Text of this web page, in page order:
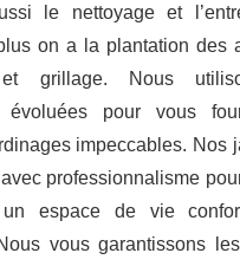
le nettoyage et
on a la plantation des
grillage. Nous
évoluées pour vous
impeccables. Nos
professionnalisme
espace de vie
vous garantissons